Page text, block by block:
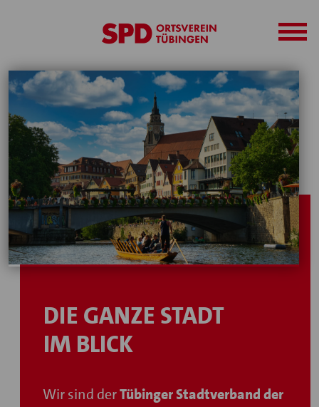
DIE GANZE STADT
IM BLICK
Wir sind derTübinger Stadtverband der